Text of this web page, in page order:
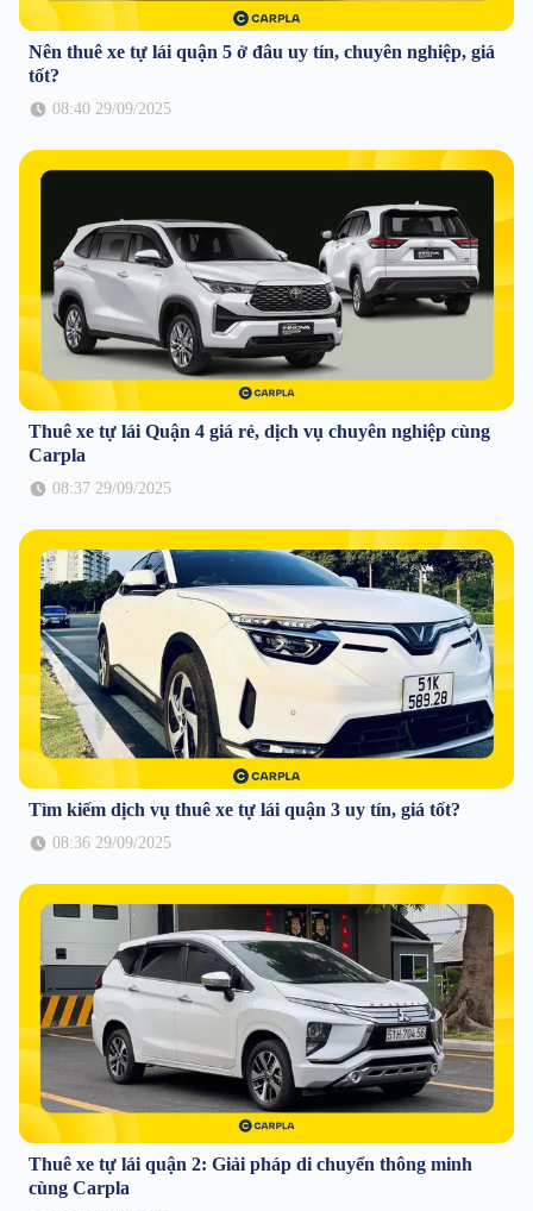
Nên thuê xe tự lái quận 5 ở đâu uy tín, chuyên nghiệp, giá
tốt?
08:40 29/09/2025
Thuê xe tự lái Quận 4 giá rẻ, dịch vụ chuyên nghiệp cùng
Carpla
08:37 29/09/2025
Tìm kiếm dịch vụ thuê xe tự lái quận 3 uy tín, giá tốt?
08:36 29/09/2025
Thuê xe tự lái quận 2: Giải pháp di chuyển thông minh
cùng Carpla